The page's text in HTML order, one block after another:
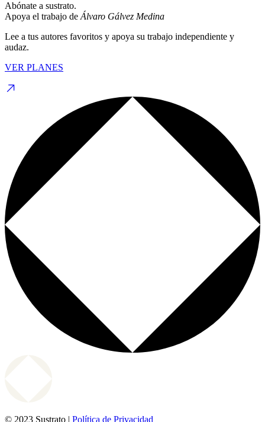
Abónate a sustrato.
Apoya el trabajo de Álvaro Gálvez Medina
Lee a tus autores favoritos y apoya su trabajo independiente y
audaz.
VER PLANES
© 2023 Sustrato | Política de Privacidad